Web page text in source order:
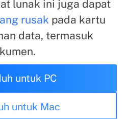
lunak ini juga dapat
rusak pada kartu
data, termasuk
untuk PC
untuk Mac